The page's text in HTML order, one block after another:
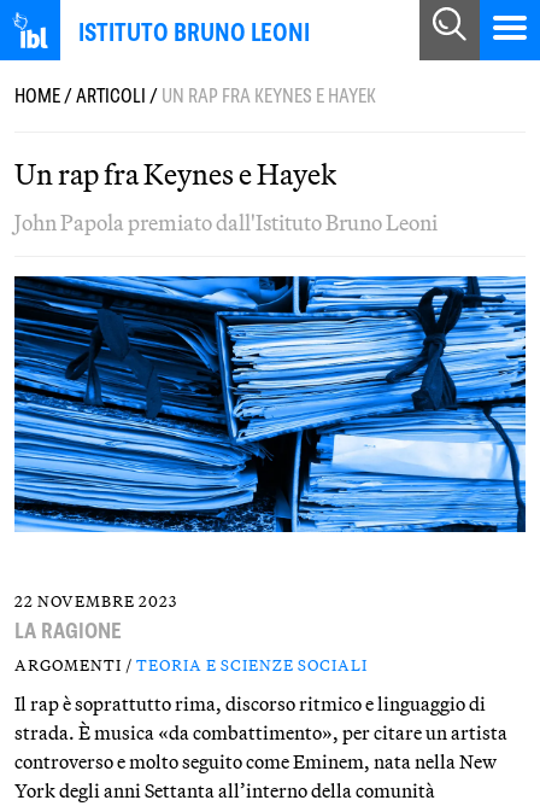
ISTITUTO BRUNO LEONI
HOME/ARTICOLI/UN RAP FRA KEYNES E HAYEK
Un rap fra Keynes e Hayek
John Papola premiato dall'Istituto Bruno Leoni
22 NOVEMBRE 2023
LA RAGIONE
ARGOMENTI / TEORIA E SCIENZE SOCIALI
Il rap è soprattutto rima, discorso ritmico e linguaggio di
strada. È musica «da combattimento», per citare un artista
controverso e molto seguito come Eminem, nata nella New
York degli anni Settanta all’interno della comunità